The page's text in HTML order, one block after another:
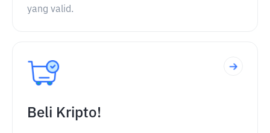
yang valid.
Beli Kripto!